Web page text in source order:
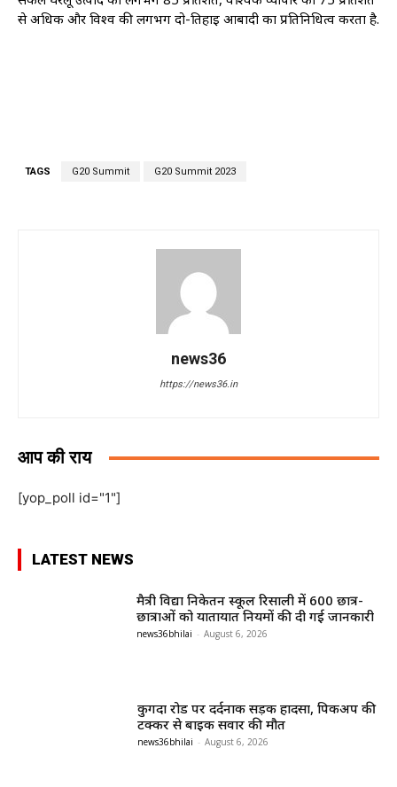
से अधिक और विश्व की लगभग दो-तिहाई आबादी का प्रतिनिधित्व करता है.
TAGS G20 Summit G20 Summit 2023
news36
https://news36.in
आप की राय
[yop_poll id="1"]
LATEST NEWS
मैत्री विद्या निकेतन स्कूल रिसाली में 600 छात्र-
छात्राओं को यातायात नियमों की दी गई जानकारी
news36bhilai - August 6, 2026
कुगदा रोड पर दर्दनाक सड़क हादसा, पिकअप की
टक्कर से बाइक सवार की मौत
news36bhilai - August 6, 2026